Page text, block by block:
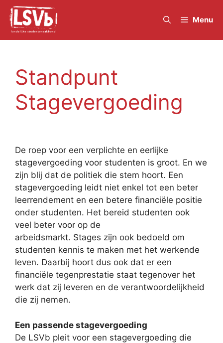
Skip
content
Menu
Standpunt
Stagevergoeding
De roep voor een verplichte en eerlijke
stagevergoeding voor studenten is groot. En we
zijn blij dat de politiek die stem hoort. Een
stagevergoeding leidt niet enkel tot een beter
leerrendement en een betere financiële positie
onder studenten. Het bereid studenten ook
veel beter voor op de
arbeidsmarkt. Stages zijn ook bedoeld om
studenten kennis te maken met het werkende
leven. Daarbij hoort dus ook dat er een
financiële tegenprestatie staat tegenover het
werk dat zij leveren en de verantwoordelijkheid
die zij nemen.
Een passende stagevergoeding
De LSVb pleit voor een stagevergoeding die